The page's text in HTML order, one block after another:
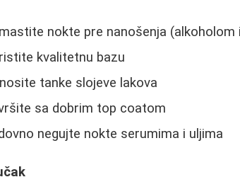
nokte pre nanošenja (alkoholom
kvalitetnu bazu
tanke slojeve lakova
sa dobrim top coatom
negujte nokte serumima i uljima